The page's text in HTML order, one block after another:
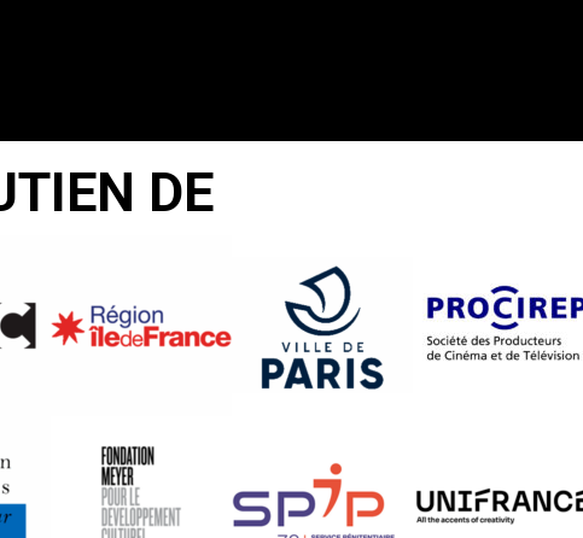
DE